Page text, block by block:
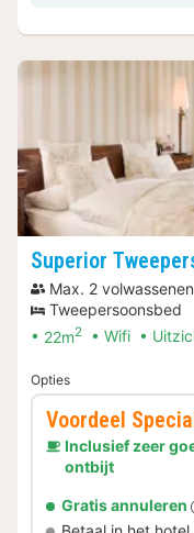
Superior
Max. 2 volwassenen
Tweepersoonsbed
22m2 Wifi
Opties
Voordeel
Inclusief zeer
ontbijt
Gratis annuleren